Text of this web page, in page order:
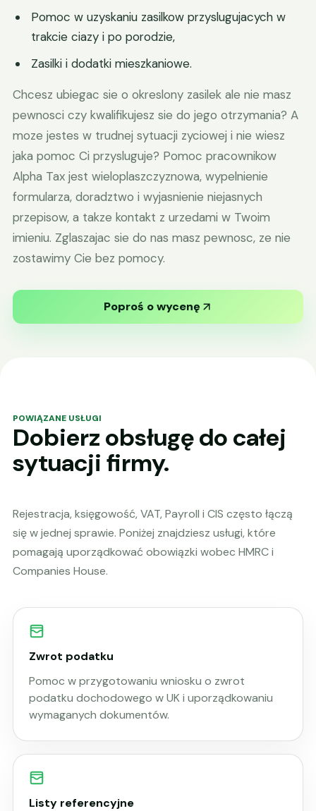
Pomoc w uzyskaniu zasilkow przyslugujacych w
trakcie ciazy i po porodzie,
Zasilki i dodatki mieszkaniowe.
Chcesz ubiegac sie o okreslony zasilek ale nie masz
pewnosci czy kwalifikujesz sie do jego otrzymania? A
moze jestes w trudnej sytuacji zyciowej i nie wiesz
jaka pomoc Ci przysluguje? Pomoc pracownikow
Alpha Tax jest wieloplaszczyznowa, wypelnienie
formularza, doradztwo i wyjasnienie niejasnych
przepisow, a takze kontakt z urzedami w Twoim
imieniu. Zglaszajac sie do nas masz pewnosc, ze nie
zostawimy Cie bez pomocy.
Poproś o wycenę
POWIĄZANE USŁUGI
Dobierz obsługę do całej
sytuacji firmy.
Rejestracja, księgowość, VAT, Payroll i CIS często łączą
się w jednej sprawie. Poniżej znajdziesz usługi, które
pomagają uporządkować obowiązki wobec HMRC i
Companies House.
Zwrot podatku
Pomoc w przygotowaniu wniosku o zwrot
podatku dochodowego w UK i uporządkowaniu
wymaganych dokumentów.
Listy referencyjne